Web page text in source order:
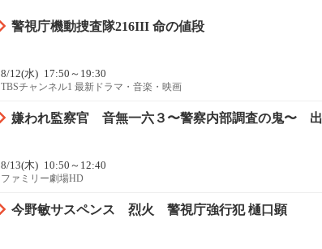
警視庁機動捜査隊216III 命の値段
8/12(水) 17:50～19:30
TBSチャンネル1 最新ドラマ・音楽・映画
嫌われ監察官 音無一六３〜警察内部調査の鬼〜
8/13(木) 10:50～12:40
ファミリー劇場HD
今野敏サスペンス 烈火 警視庁強行犯 樋口顕